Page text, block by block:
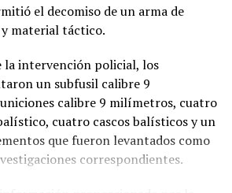
de leer los trece nombres
volvió a ocupar el lugar de las
para quienes aún permanecen
el decomiso de un arma de
material táctico.
la intervención policial, los
un subfusil calibre 9
calibre 9 milímetros, cuatro
cuatro cascos balísticos y un
que fueron levantados como
correspondientes.